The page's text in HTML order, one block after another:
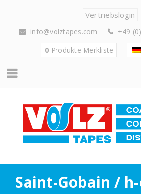
Vertriebslogin
info@volztapes.com
+49
0 Produkte Merkliste
Saint-Gobain /